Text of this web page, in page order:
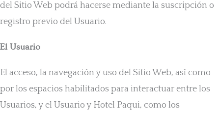
del Sitio Web podrá hacerse mediante la suscripción o
registro previo del Usuario.
El Usuario
El acceso, la navegación y uso del Sitio Web, así como
por los espacios habilitados para interactuar entre los
Usuarios, y el Usuario y Hotel Paqui, como los